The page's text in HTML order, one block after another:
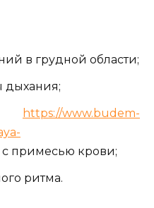
в грудной области;
дыхания;
https://www.budem-
с примесью крови;
ритма.